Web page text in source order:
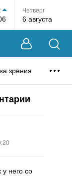
Четверг
6 августа
зрения
него со